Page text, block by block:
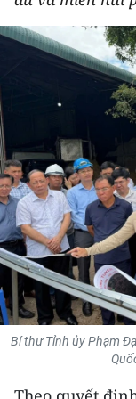
THỂ THAO
GIÁO DỤC
KHOA HỌC -
MÔI TRƯỜNG
BẠN ĐỌC
KIỂM CHỨNG
TRI THỨC
54 DÂN TỘC
Bí thư Tỉnh ủy Phạm